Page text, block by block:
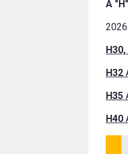
A
H32
H35
H40